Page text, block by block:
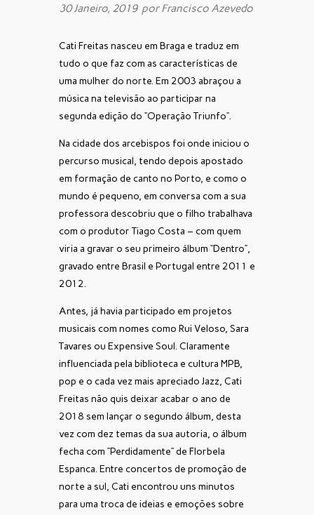
30 Janeiro, 2019 porFrancisco Azevedo
Cati Freitas nasceu em Braga e traduz em
tudo o que faz com as características de
uma mulher do norte. Em 2003 abraçou a
música na televisão ao participar na
segunda edição do “Operação Triunfo”.
Na cidade dos arcebispos foi onde iniciou o
percurso musical, tendo depois apostado
em formação de canto no Porto, e como o
mundo é pequeno, em conversa com a sua
professora descobriu que o filho trabalhava
com o produtor Tiago Costa – com quem
viria a gravar o seu primeiro álbum “Dentro”,
gravado entre Brasil e Portugal entre 2011 e
2012.
Antes, já havia participado em projetos
musicais com nomes como Rui Veloso, Sara
Tavares ou Expensive Soul. Claramente
influenciada pela biblioteca e cultura MPB,
pop e o cada vez mais apreciado Jazz, Cati
Freitas não quis deixar acabar o ano de
2018 sem lançar o segundo álbum, desta
vez com dez temas da sua autoria, o álbum
fecha com “Perdidamente” de Florbela
Espanca. Entre concertos de promoção de
norte a sul, Cati encontrou uns minutos
para uma troca de ideias e emoções sobre